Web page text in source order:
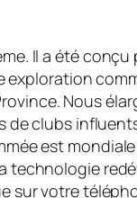
Il a été
Nous
clubs
est
votre